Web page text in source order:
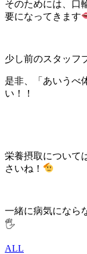
そのためには、口
要になってきます
少し前のスタッフ
是非、「あいうべ
い！！
栄養摂取について
さいね！
一緒に病気になら
🖐️
ALL